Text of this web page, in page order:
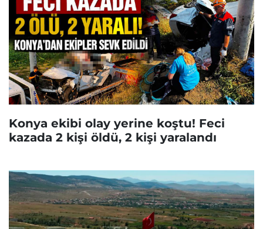
Konya ekibi olay yerine koştu! Feci
kazada 2 kişi öldü, 2 kişi yaralandı